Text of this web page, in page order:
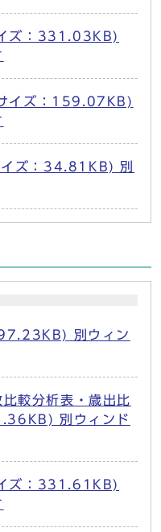
ズ：331.03KB)
イズ：159.07KB)
ズ：34.81KB) 別
別ウィン
較分析表・歳出比
別ウィンド
ズ：331.61KB)